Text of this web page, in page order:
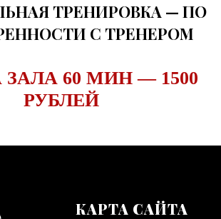
ТРЕНИРОВКА — ПО
С ТРЕНЕРОМ
60 МИН — 1500
РУБЛЕЙ
КАРТА САЙТА